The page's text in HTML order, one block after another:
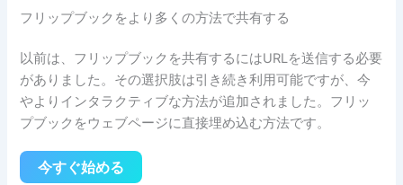
フリップブックをより多くの方法で共有する
以前は、フリップブックを共有するにはURLを送信する必要
がありました。その選択肢は引き続き利用可能ですが、今
やよりインタラクティブな方法が追加されました。フリッ
プブックをウェブページに直接埋め込む方法です。
今すぐ始める